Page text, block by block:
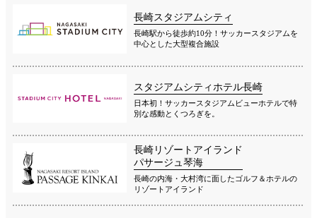
長崎スタジアムシティ
長崎駅から徒歩約10分！サッカースタジアムを
中心とした大型複合施設
スタジアムシティホテル長崎
日本初！サッカースタジアムビューホテルで特
別な感動とくつろぎを。
長崎リゾートアイランド
パサージュ琴海
長崎の内海・大村湾に面したゴルフ＆ホテルの
リゾートアイランド